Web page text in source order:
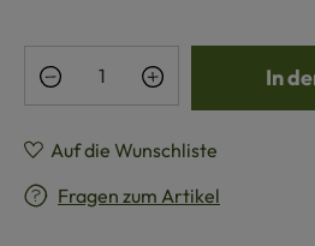
Produkt Anzahl: GibIn
Auf die Wunschliste
Fragen zum Artikel